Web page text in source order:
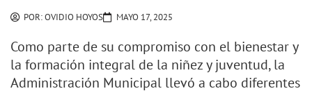
POR:OVIDIO HOYOS MAYO 17, 2025
Como parte de su compromiso con el bienestar y
la formación integral de la niñez y juventud, la
Administración Municipal llevó a cabo diferentes